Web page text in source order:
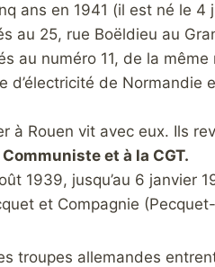
ans en 1941 (il est né le
au 25, rue Boëldieu au
au numéro 11, de la même
d’électricité de
à Rouen vit avec eux. Ils
et à la CGT.
1939, jusqu’au 6 janvier
et Compagnie
troupes allemandes